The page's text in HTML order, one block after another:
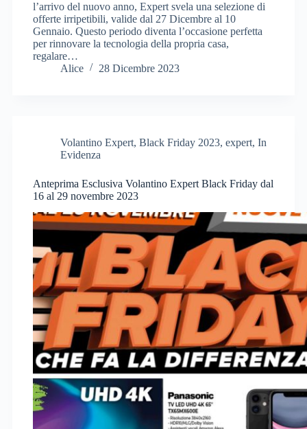
l’arrivo del nuovo anno, Expert svela una selezione di
offerte irripetibili, valide dal 27 Dicembre al 10
Gennaio. Questo periodo diventa l’occasione perfetta
per rinnovare la tecnologia della propria casa,
regalare…
Alice
28 Dicembre 2023
Volantino Expert, Black Friday 2023, expert, In
Evidenza
Anteprima Esclusiva Volantino Expert Black Friday dal
16 al 29 novembre 2023